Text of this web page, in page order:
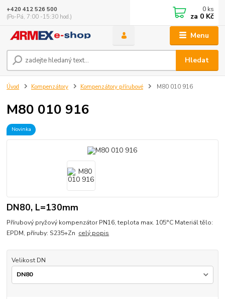
Menu
Hledat
+420 412 526 500
(Po-Pá, 7:00 -15:30 hod.)
0 ks
za 0 Kč
Úvod Kompenzátory Kompenzátory přírubové M80 010 916
M80 010 916
Novinka
DN80, L=130mm
Přírubový pryžový kompenzátor PN16, teplota max. 105°C Materiál tělo:
EPDM, příruby: S235+Zn celý popis
Velikost DN